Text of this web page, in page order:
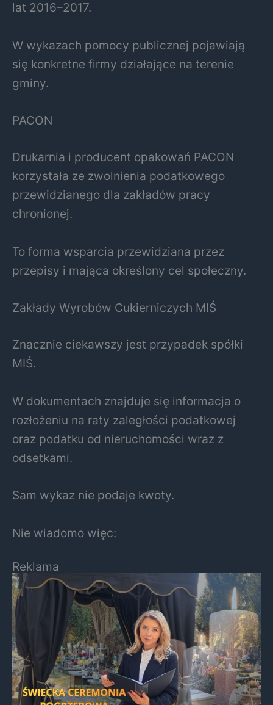
lat 2016–2017.
W wykazach pomocy publicznej pojawiają
się konkretne firmy działające na terenie
gminy.
PACON
Drukarnia i producent opakowań PACON
korzystała ze zwolnienia podatkowego
przewidzianego dla zakładów pracy
chronionej.
To forma wsparcia przewidziana przez
przepisy i mająca określony cel społeczny.
Zakłady Wyrobów Cukierniczych MIŚ
Znacznie ciekawszy jest przypadek spółki
MIŚ.
W dokumentach znajduje się informacja o
rozłożeniu na raty zaległości podatkowej
oraz podatku od nieruchomości wraz z
odsetkami.
Sam wykaz nie podaje kwoty.
Nie wiadomo więc:
Reklama